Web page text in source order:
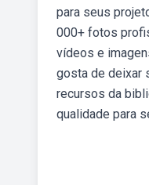
para seus
000+ fotos
vídeos e
gosta de deixar
recursos da
qualidade para